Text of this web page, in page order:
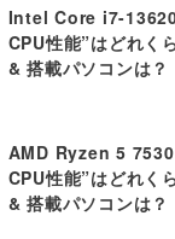
Intel Core i7-
CPU性能”はどれく
& 搭載パソコンは？
AMD Ryzen 5
CPU性能”はどれく
& 搭載パソコンは？